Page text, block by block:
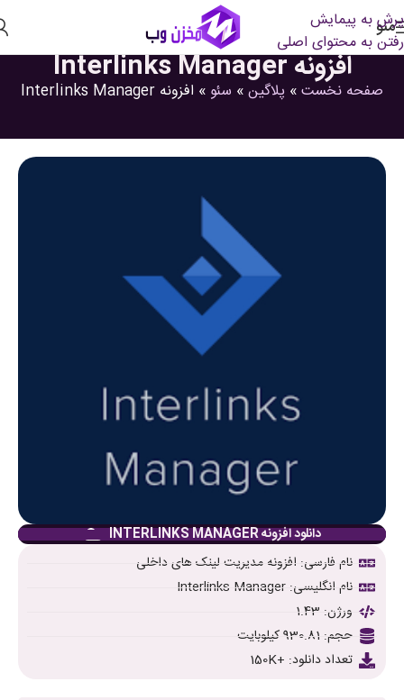
پرش به پیمایش
رفتن به محتوای اصلی
منو
افزونه Interlinks Manager
صفحه نخست» پلاگین» سئو » افزونه Interlinks Manager
دانلود افزونه INTERLINKS MANAGER
نام فارسی: افزونه مدیریت لینک های داخلی
نام انگلیسی: Interlinks Manager
ورژن: 1.43
حجم: 930.81 کیلوبایت
تعداد دانلود: +150K